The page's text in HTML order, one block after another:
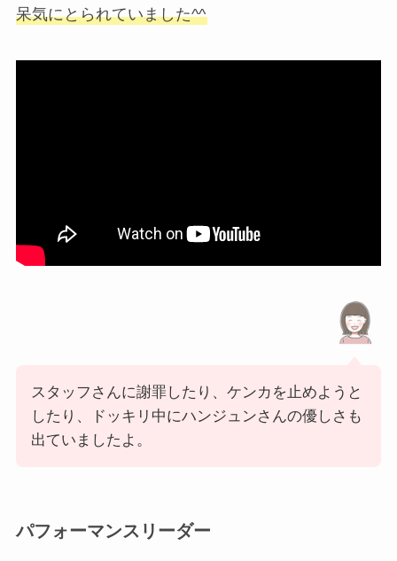
呆気にとられていました^^
スタッフさんに謝罪したり、ケンカを止めようと
したり、ドッキリ中にハンジュンさんの優しさも
出ていましたよ。
パフォーマンスリーダー